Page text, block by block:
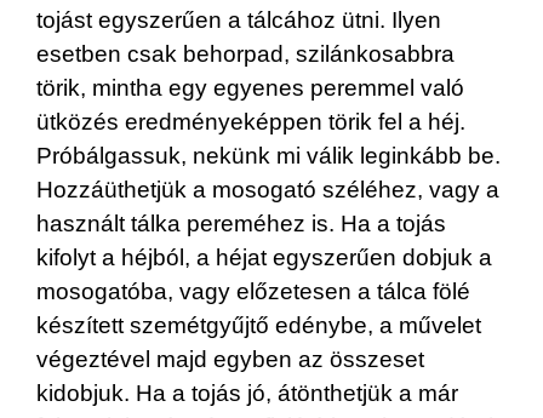
tojást egyszerűen a tálcához ütni. Ilyen
esetben csak behorpad, szilánkosabbra
törik, mintha egy egyenes peremmel való
ütközés eredményeképpen törik fel a héj.
Próbálgassuk, nekünk mi válik leginkább be.
Hozzáüthetjük a mosogató széléhez, vagy a
használt tálka pereméhez is. Ha a tojás
kifolyt a héjból, a héjat egyszerűen dobjuk a
mosogatóba, vagy előzetesen a tálca fölé
készített szemétgyűjtő edénybe, a művelet
végeztével majd egyben az összeset
kidobjuk. Ha a tojás jó, átönthetjük a már